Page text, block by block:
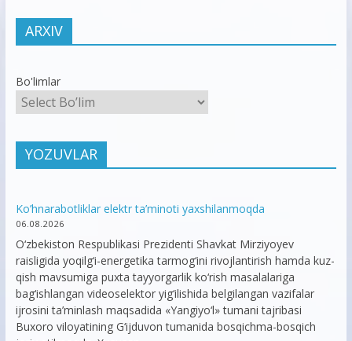
ARXIV
Bo'limlar
YOZUVLAR
Ko’hnarabotliklar elektr ta’minoti yaxshilanmoqda
06.08.2026
O‘zbekiston Respublikasi Prezidenti Shavkat Mirziyoyev
raisligida yoqilg‘i-energetika tarmog‘ini rivojlantirish hamda kuz-
qish mavsumiga puxta tayyorgarlik ko‘rish masalalariga
bag‘ishlangan videoselektor yig‘ilishida belgilangan vazifalar
ijrosini ta’minlash maqsadida «Yangiyo‘l» tumani tajribasi
Buxoro viloyatining G‘ijduvon tumanida bosqichma-bosqich